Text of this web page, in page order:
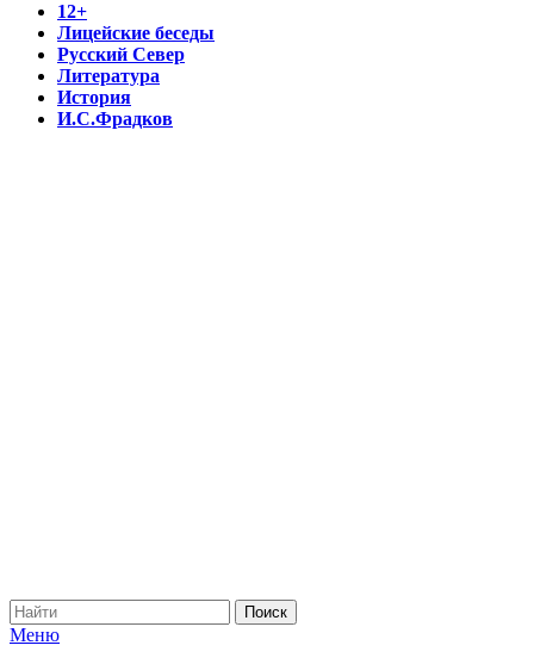
12+
Лицейские беседы
Русский Север
Литература
История
И.С.Фрадков
Меню